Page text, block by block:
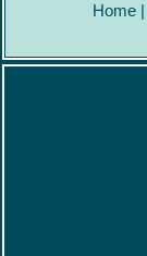
Home |